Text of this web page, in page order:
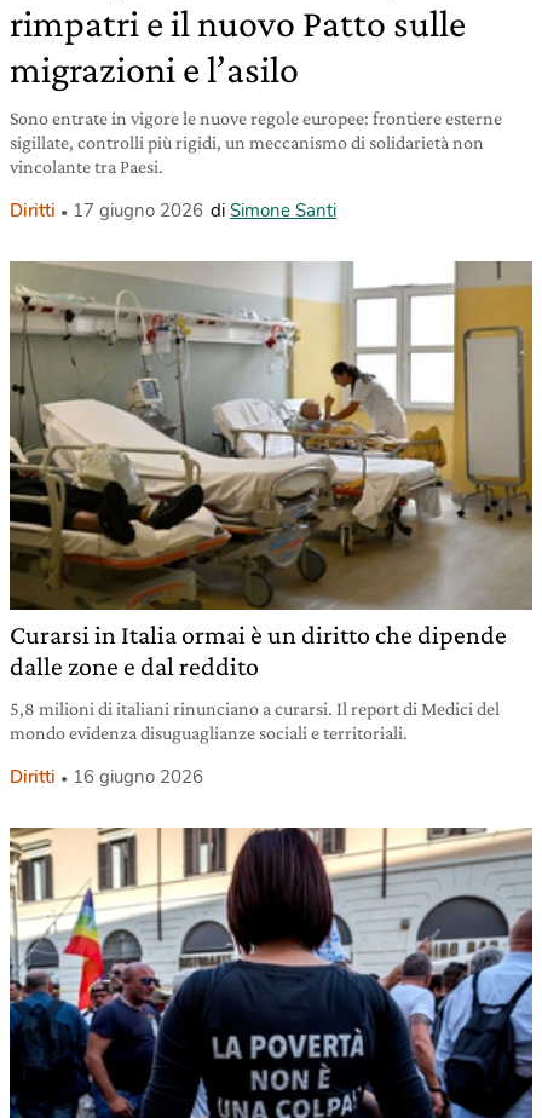
rimpatri e il nuovo Patto sulle
migrazioni e l’asilo
Sono entrate in vigore le nuove regole europee: frontiere esterne
sigillate, controlli più rigidi, un meccanismo di solidarietà non
vincolante tra Paesi.
Diritti 17 giugno 2026 di Simone Santi
Curarsi in Italia ormai è un diritto che dipende
dalle zone e dal reddito
5,8 milioni di italiani rinunciano a curarsi. Il report di Medici del
mondo evidenza disuguaglianze sociali e territoriali.
Diritti 16 giugno 2026